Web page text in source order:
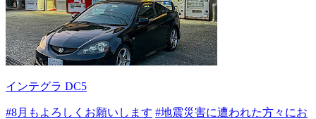
インテグラ DC5
#8月もよろしくお願いします #地震災害に遭われた方々にお